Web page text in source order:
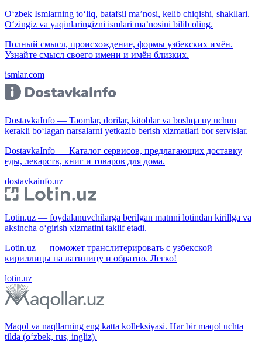
O‘zbek Ismlarning to‘liq, batafsil ma’nosi, kelib chiqishi, shakllari.
O‘zingiz va yaqinlaringizni ismlari ma’nosini bilib oling.
Полный смысл, происхождение, формы узбекских имён.
Узнайте смысл своего имени и имён близких.
ismlar.com
DostavkaInfo — Taomlar, dorilar, kitoblar va boshqa uy uchun
kerakli bo‘lagan narsalarni yetkazib berish xizmatlari bor servislar.
DostavkaInfo — Каталог сервисов, предлагающих доставку
еды, лекарств, книг и товаров для дома.
dostavkainfo.uz
Lotin.uz — foydalanuvchilarga berilgan matnni lotindan kirillga va
aksincha o‘girish xizmatini taklif etadi.
Lotin.uz — поможет транслитерировать с узбекской
кириллицы на латиницу и обратно. Легко!
lotin.uz
Maqol va naqllarning eng katta kolleksiyasi. Har bir maqol uchta
tilda (o‘zbek, rus, ingliz).